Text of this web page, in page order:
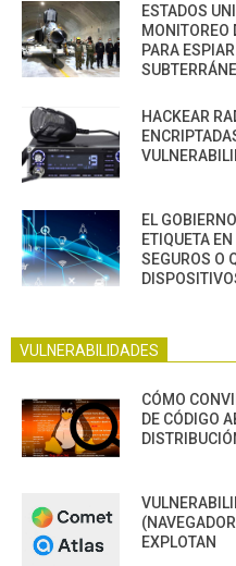
ESTADOS
MONITOREO
PARA
HACKEAR
EL
ETIQUETA
SEGUROS O
VULNERABILIDADES
CÓMO
DE CÓDIGO
EXPLOTAN